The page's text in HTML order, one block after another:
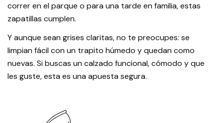
correr en el parque o para una tarde en familia, estas
zapatillas cumplen.
Y aunque sean grises claritas, no te preocupes: se
limpian fácil con un trapito húmedo y quedan como
nuevas. Si buscas un calzado funcional, cómodo y que
les guste, esta es una apuesta segura.